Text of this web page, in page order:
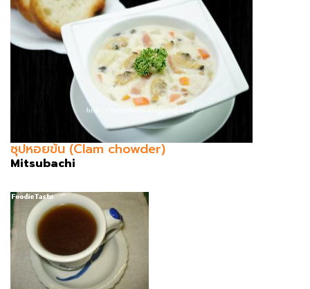
ซุปหอยข้น (Clam chowder)
Mitsubachi